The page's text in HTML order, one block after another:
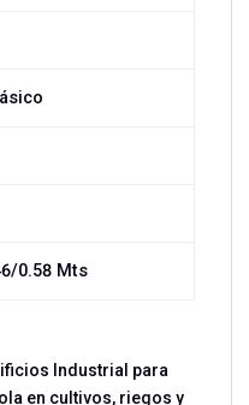
0.58 Mts
Industrial para
en cultivos, riegos y